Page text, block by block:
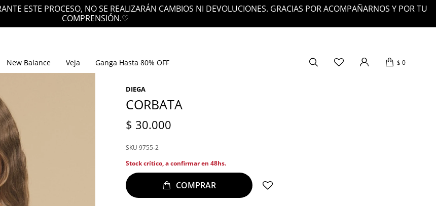
ESTE PROCESO, NO SE REALIZARÁN CAMBIOS NI DEVOLUCIONES. GRACIAS POR ACOMPAÑARNOS Y POR TU
COMPRENSIÓN.♡
New Balance Veja Ganga Hasta 80% OFF $ 0
DIEGA
CORBATA
$ 30.000
9755-2
Stock crítico, a confirmar en 48hs.